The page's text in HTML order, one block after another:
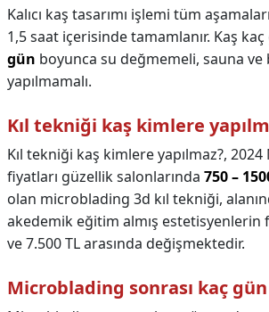
Kalıcı kaş tasarımı işlemi tüm
1,5 saat içerisinde tamamlanır. Kaş
gün boyunca su değmemeli, sauna
yapılmamalı.
Kıl tekniği kaş kimlere
Kıl tekniği kaş kimlere yapılmaz?, 2024
fiyatları güzellik salonlarında 750 –
olan microblading 3d kıl tekniği,
akedemik eğitim almış estetisyenlerin
ve 7.500 TL arasında değişmektedir.
Microblading sonrası kaç